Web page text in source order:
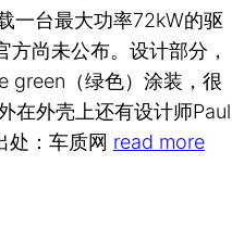
一台最大功率72kW的驱
尚未公布。设计部分，
green（绿色）涂装，很
在外壳上还有设计师Paul
处：车质网 read more